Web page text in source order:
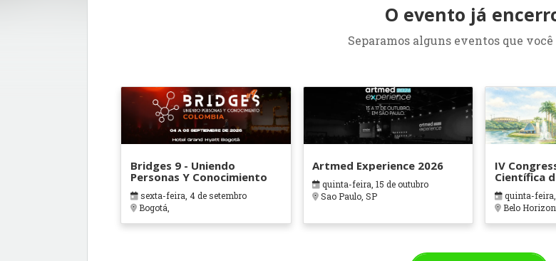
O evento já
Separamos alguns eventos que
Bridges 9 - Uniendo
Personas Y Conocimiento
sexta-feira, 4 de setembro
Bogotá,
Artmed Experience 2026
quinta-feira, 15 de outubro
Sao Paulo, SP
IV
Científica
Paliativos -
quinta-feira,
Belo